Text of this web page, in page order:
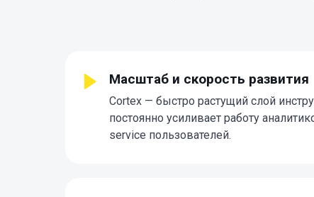
Масштаб и скорость развития
Cortex — быстро растущий слой
постоянно усиливает работу
service пользователей.